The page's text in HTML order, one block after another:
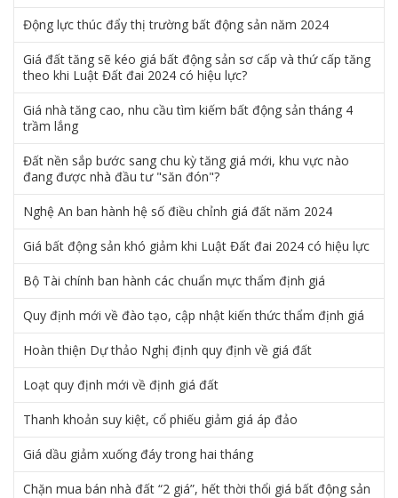
Động lực thúc đẩy thị trường bất động sản năm 2024
Giá đất tăng sẽ kéo giá bất động sản sơ cấp và thứ cấp tăng
theo khi Luật Đất đai 2024 có hiệu lực?
Giá nhà tăng cao, nhu cầu tìm kiếm bất động sản tháng 4
trầm lắng
Đất nền sắp bước sang chu kỳ tăng giá mới, khu vực nào
đang được nhà đầu tư "săn đón"?
Nghệ An ban hành hệ số điều chỉnh giá đất năm 2024
Giá bất động sản khó giảm khi Luật Đất đai 2024 có hiệu lực
Bộ Tài chính ban hành các chuẩn mực thẩm định giá
Quy định mới về đào tạo, cập nhật kiến thức thẩm định giá
Hoàn thiện Dự thảo Nghị định quy định về giá đất
Loạt quy định mới về định giá đất
Thanh khoản suy kiệt, cổ phiếu giảm giá áp đảo
Giá dầu giảm xuống đáy trong hai tháng
Chặn mua bán nhà đất “2 giá”, hết thời thổi giá bất động sản